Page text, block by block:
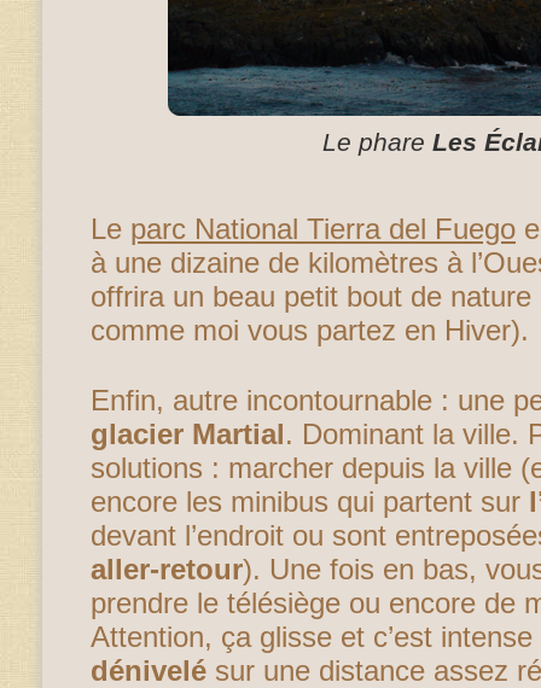
Le phare Les
Le parc National Tierra del Fuego
à une dizaine de kilomètres à
offrira un beau petit bout de
comme moi vous partez en Hiver).
Enfin, autre incontournable : une
glacier Martial. Dominant la ville.
solutions : marcher depuis la ville
encore les minibus qui partent sur
devant l’endroit ou sont
aller-retour). Une fois en bas,
prendre le télésiège ou encore de
Attention, ça glisse et c’est
dénivelé sur une distance assez